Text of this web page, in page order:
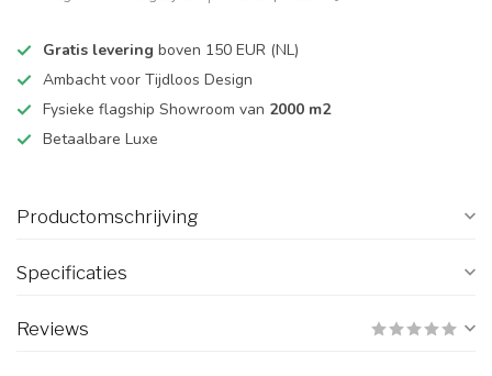
Gratis levering boven 150 EUR (NL)
Ambacht voor Tijdloos Design
Fysieke flagship Showroom van 2000 m2
Betaalbare Luxe
Productomschrijving
Specificaties
Reviews